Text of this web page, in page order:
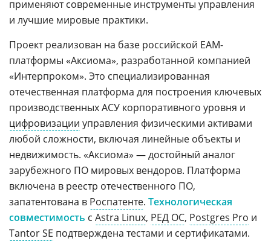
применяют современные инструменты управления
и лучшие мировые практики.
Проект реализован на базе российской EAM-
платформы «Аксиома», разработанной компанией
«Интерпроком». Это специализированная
отечественная платформа для построения ключевых
производственных АСУ корпоративного уровня и
цифровизации управления физическими активами
любой сложности, включая линейные объекты и
недвижимость. «Аксиома» — достойный аналог
зарубежного ПО мировых вендоров. Платформа
включена в реестр отечественного ПО,
запатентована в Роспатенте. Технологическая
совместимость с Astra Linux, РЕД ОС, Postgres Pro и
Tantor SE подтверждена тестами и сертификатами.